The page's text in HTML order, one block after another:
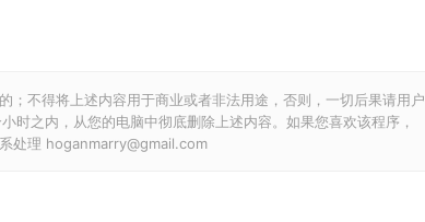
不得将上述内容用于商业或者非法用途，否则，一切后果请用户
时之内，从您的电脑中彻底删除上述内容。如果您喜欢该程序，
处理 hoganmarry@gmail.com